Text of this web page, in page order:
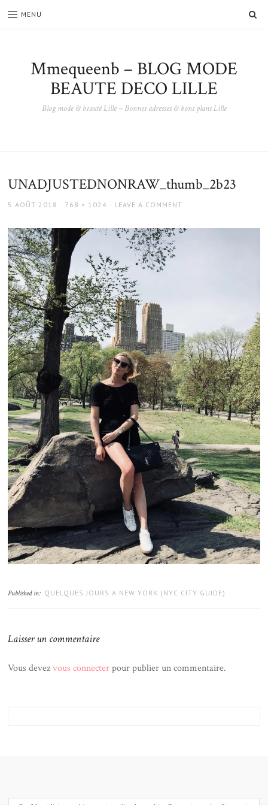
MENU
Mmequeenb – BLOG MODE
BEAUTE DECO LILLE
Blog mode & beauté Lille – Bonnes adresses & bons plans Lille
UNADJUSTEDNONRAW_thumb_2b23
POSTED
5 AOÛT 2018
FULL
768 × 1024 LEAVE A COMMENT
Published in: QUELQUES JOURS A NEW YORK (NYC CITY GUIDE)
Laisser un commentaire
Vous devezvous connecterpour publier un commentaire.